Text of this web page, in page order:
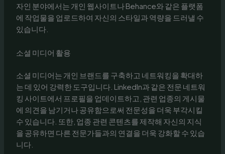
자인 분야에서는 개인 웹사이트나 Behance와 같은 플랫폼
에 작업물을 업로드하여 자신의 스타일과 역량을 드러낼 수
있습니다.
소셜 미디어 활용
소셜 미디어는 개인 브랜드를 구축하고 네트워킹을 확대하
는 데 있어 강력한 도구입니다. LinkedIn과 같은 전문 네트워
킹 사이트에서 프로필을 업데이트하고, 관련 업종의 게시물
에 의견을 남기거나 공유함으로써 전문성을 더욱 부각시킬
수 있습니다. 또한, 업종 관련 콘텐츠를 제작해 자신의 지식
을 공유하면 다른 전문가들과의 연결을 더욱 강화할 수 있습
니다.